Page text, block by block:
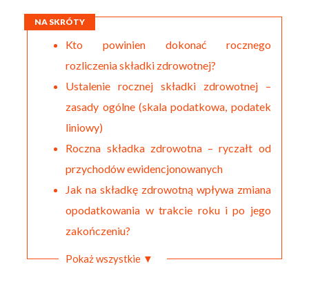
NA SKRÓTY
Kto powinien dokonać rocznego
rozliczenia składki zdrowotnej?
Ustalenie rocznej składki zdrowotnej –
zasady ogólne (skala podatkowa, podatek
liniowy)
Roczna składka zdrowotna – ryczałt od
przychodów ewidencjonowanych
Jak na składkę zdrowotną wpływa zmiana
opodatkowania w trakcie roku i po jego
zakończeniu?
Pokaż wszystkie ▼